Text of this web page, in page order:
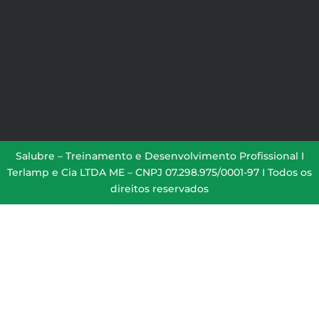
Salubre – Treinamento e Desenvolvimento Profissional I
Terlamp e Cia LTDA ME – CNPJ 07.298.975/0001-97 I Todos os
direitos reservados